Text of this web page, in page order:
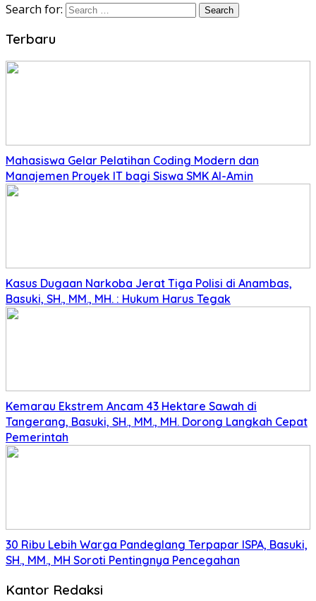
Search for:
Terbaru
Mahasiswa Gelar Pelatihan Coding Modern dan
Manajemen Proyek IT bagi Siswa SMK Al-Amin
Kasus Dugaan Narkoba Jerat Tiga Polisi di Anambas,
Basuki, SH., MM., MH. : Hukum Harus Tegak
Kemarau Ekstrem Ancam 43 Hektare Sawah di
Tangerang, Basuki, SH., MM., MH. Dorong Langkah Cepat
Pemerintah
30 Ribu Lebih Warga Pandeglang Terpapar ISPA, Basuki,
SH., MM., MH Soroti Pentingnya Pencegahan
Kantor Redaksi